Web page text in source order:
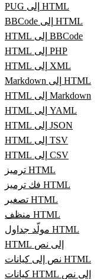
PUG إلى HTML
BBCode إلى HTML
HTML إلى BBCode
HTML إلى PHP
HTML إلى XML
Markdown إلى HTML
HTML إلى Markdown
HTML إلى YAML
HTML إلى JSON
HTML إلى TSV
HTML إلى CSV
ترميز HTML
فك ترميز HTML
تصغير HTML
منظف HTML
مولّد جداول HTML
HTML إلى نص
نص إلى كيانات HTML
كيانات HTML إلى نص